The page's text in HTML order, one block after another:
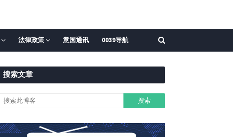
法律政策 意国通讯 0039导航
搜索文章